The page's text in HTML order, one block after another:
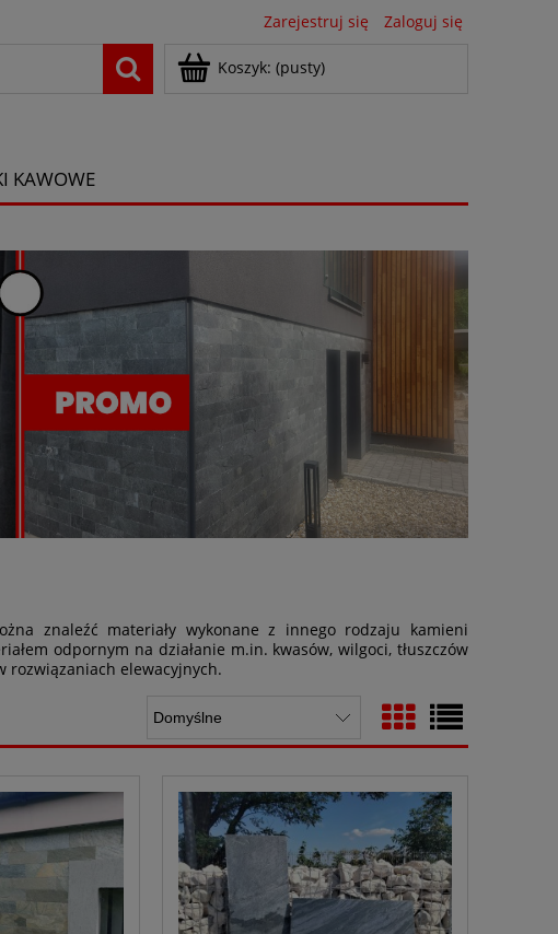
Zarejestruj się Zaloguj się
Koszyk: (pusty)
KAWOWE
znaleźć materiały wykonane z innego rodzaju kamieni
odpornym na działanie m.in. kwasów, wilgoci, tłuszczów
rozwiązaniach elewacyjnych.